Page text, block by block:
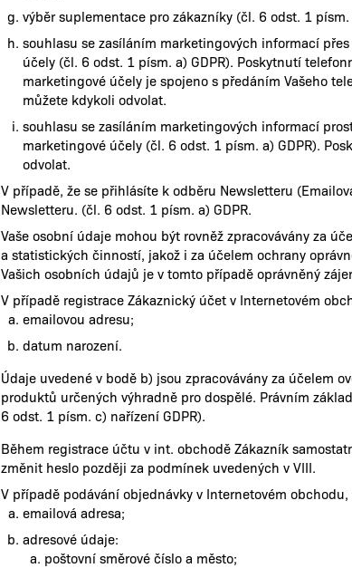
výběr suplementace pro zákazníky (čl. 6 odst. 1 písm.
souhlasu se zasíláním marketingových informací
účely (čl. 6 odst. 1 písm. a) GDPR). Poskytnutí
marketingové účely je spojeno s předáním Vašeho
můžete kdykoli odvolat.
souhlasu se zasíláním marketingových informací
marketingové účely (čl. 6 odst. 1 písm. a) GDPR).
odvolat.
V případě, že se přihlásíte k odběru Newsletteru
Newsletteru. (čl. 6 odst. 1 písm. a) GDPR.
Vaše osobní údaje mohou být rovněž zpracovávány za
a statistických činností, jakož i za účelem ochrany
Vašich osobních údajů je v tomto případě oprávněný
V případě registrace Zákaznický účet v Internetovém
emailovou adresu;
datum narození.
Údaje uvedené v bodě b) jsou zpracovávány za účelem
produktů určených výhradně pro dospělé. Právním
6 odst. 1 písm. c) nařízení GDPR).
Během registrace účtu v int. obchodě Zákazník
změnit heslo později za podmínek uvedených v VIII.
V případě podávání objednávky v Internetovém
emailová adresa;
adresové údaje:
poštovní směrové číslo a město;